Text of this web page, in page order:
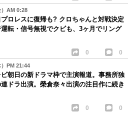
）AM 0:28
ロレスに復帰も? クロちゃんと対戦決定
転・信号無視でクビも、3ヶ月でリング
0 0
PM 21:44
朝日の新ドラマ枠で主演報道。事務所独
ドラ出演。榮倉奈々出演の注目作に続き
0 0